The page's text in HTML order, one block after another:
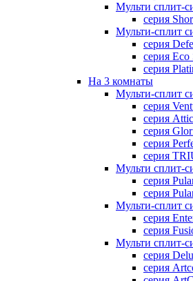
Мульти сплит-
серия
Мульти-сплит
серия
серия Eco
серия
На 3 комнаты
Мульти-сплит
серия
серия
серия
серия
серия
Мульти сплит-
серия
серия
Мульти-сплит
серия
серия
Мульти сплит-
серия
серия